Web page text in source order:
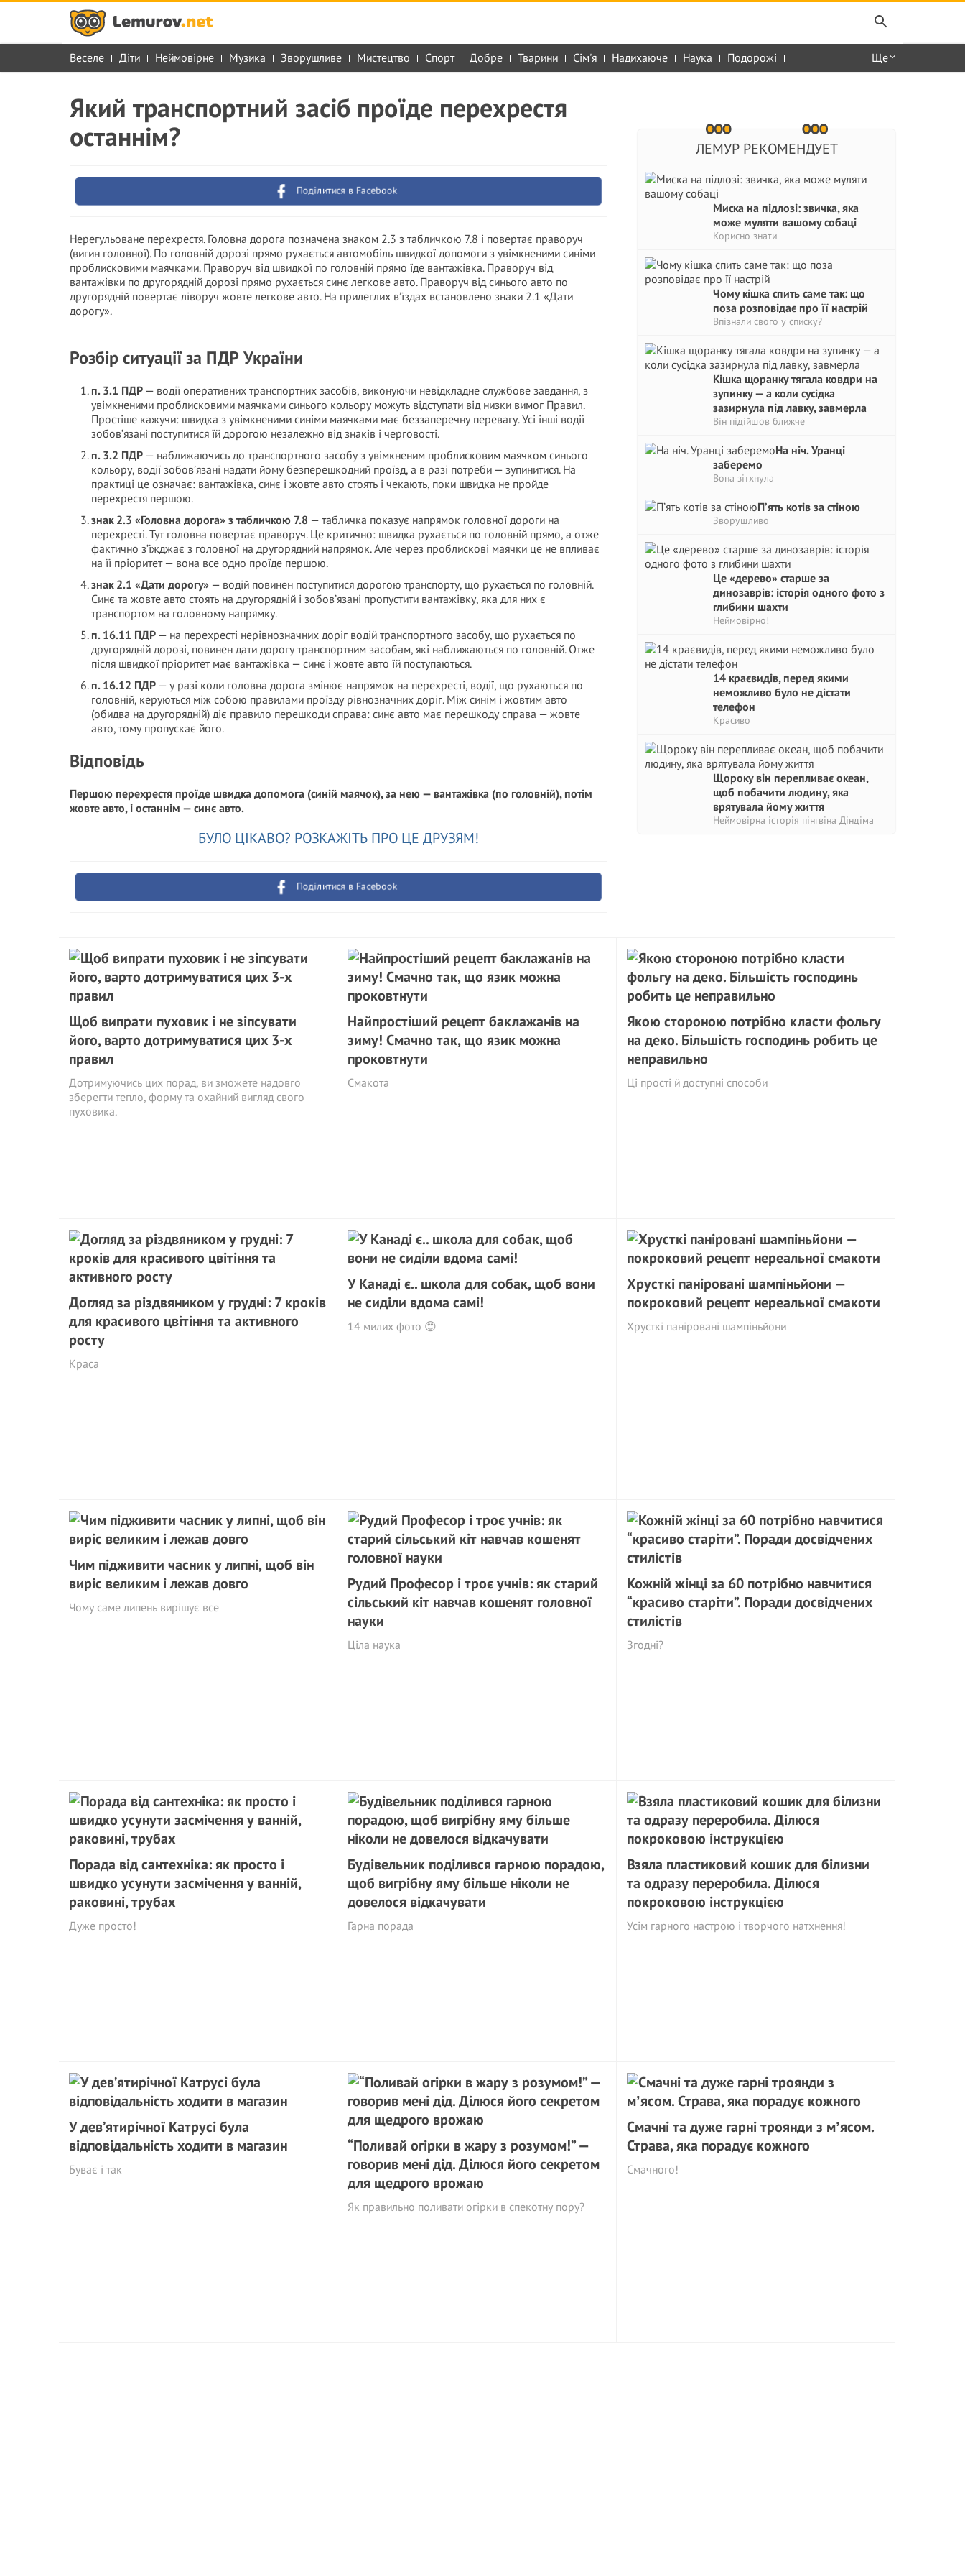
Веселе Діти Неймовірне Музика Зворушливе Мистецтво Спорт Добре Тварини Сім'я Надихаюче Наука Подорожі Ще
ЛЕМУР РЕКОМЕНДУЕТ
Миска на підлозі: звичка, яка
може муляти вашому собаці
Корисно знати
Чому кішка спить саме так: що
поза розповідає про її настрій
Впізнали свого у списку?
Кішка щоранку тягала ковдри на
зупинку — а коли сусідка
зазирнула під лавку, завмерла
Він підійшов ближче
На ніч. Уранці
заберемо
Вона зітхнула
П’ять котів за стіною
Зворушливо
Це «дерево» старше за
динозаврів: історія одного фото з
глибини шахти
Неймовірно!
14 краєвидів, перед якими
неможливо було не дістати
телефон
Красиво
Щороку він перепливає океан,
щоб побачити людину, яка
врятувала йому життя
Неймовірна історія пінгвіна Діндіма
Який транспортний засіб проїде перехрестя
останнім?
Поділитися в Facebook
Нерегульоване перехрестя. Головна дорога позначена знаком 2.3 з табличкою 7.8 і повертає праворуч
(вигин головної). По головній дорозі прямо рухається автомобіль швидкої допомоги з увімкненими синіми
проблисковими маячками. Праворуч від швидкої по головній прямо їде вантажівка. Праворуч від
вантажівки по другорядній дорозі прямо рухається синє легкове авто. Праворуч від синього авто по
другорядній повертає ліворуч жовте легкове авто. На прилеглих в’їздах встановлено знаки 2.1 «Дати
дорогу».
Розбір ситуації за ПДР України
п. 3.1 ПДР — водії оперативних транспортних засобів, виконуючи невідкладне службове завдання, з
увімкненими проблисковими маячками синього кольору можуть відступати від низки вимог Правил.
Простіше кажучи: швидка з увімкненими синіми маячками має беззаперечну перевагу. Усі інші водії
зобов’язані поступитися їй дорогою незалежно від знаків і черговості.
п. 3.2 ПДР — наближаючись до транспортного засобу з увімкненим проблисковим маячком синього
кольору, водії зобов’язані надати йому безперешкодний проїзд, а в разі потреби — зупинитися. На
практиці це означає: вантажівка, синє і жовте авто стоять і чекають, поки швидка не пройде
перехрестя першою.
знак 2.3 «Головна дорога» з табличкою 7.8 — табличка показує напрямок головної дороги на
перехресті. Тут головна повертає праворуч. Це критично: швидка рухається по головній прямо, а отже
фактично з’їжджає з головної на другорядний напрямок. Але через проблискові маячки це не впливає
на її пріоритет — вона все одно проїде першою.
знак 2.1 «Дати дорогу» — водій повинен поступитися дорогою транспорту, що рухається по головній.
Синє та жовте авто стоять на другорядній і зобов’язані пропустити вантажівку, яка для них є
транспортом на головному напрямку.
п. 16.11 ПДР — на перехресті нерівнозначних доріг водій транспортного засобу, що рухається по
другорядній дорозі, повинен дати дорогу транспортним засобам, які наближаються по головній. Отже
після швидкої пріоритет має вантажівка — синє і жовте авто їй поступаються.
п. 16.12 ПДР — у разі коли головна дорога змінює напрямок на перехресті, водії, що рухаються по
головній, керуються між собою правилами проїзду рівнозначних доріг. Між синім і жовтим авто
(обидва на другорядній) діє правило перешкоди справа: синє авто має перешкоду справа — жовте
авто, тому пропускає його.
Відповідь
Першою перехрестя проїде швидка допомога (синій маячок), за нею — вантажівка (по головній), потім
жовте авто, і останнім — синє авто.
БУЛО ЦІКАВО? РОЗКАЖІТЬ ПРО ЦЕ ДРУЗЯМ!
Поділитися в Facebook
Щоб випрати пуховик і не зіпсувати
його, варто дотримуватися цих 3-х
правил
Дотримуючись цих порад, ви зможете надовго
зберегти тепло, форму та охайний вигляд свого
пуховика.
Найпростіший рецепт баклажанів на
зиму! Смачно так, що язик можна
проковтнути
Смакота
Якою стороною потрібно класти фольгу
на деко. Більшість господинь робить це
неправильно
Ці прості й доступні способи
Догляд за різдвяником у грудні: 7 кроків
для красивого цвітіння та активного
росту
Краса
У Канаді є.. школа для собак, щоб вони
не сиділи вдома самі!
14 милих фото 😍
Хрусткі паніровані шампіньйони —
покроковий рецепт нереальної смакоти
Хрусткі паніровані шампіньйони
Чим підживити часник у липні, щоб він
виріс великим і лежав довго
Чому саме липень вирішує все
Рудий Професор і троє учнів: як старий
сільський кіт навчав кошенят головної
науки
Ціла наука
Кожній жінці за 60 потрібно навчитися
“красиво старіти”. Поради досвідчених
стилістів
Згодні?
Порада від сантехніка: як просто і
швидко усунути засмічення у ванній,
раковині, трубах
Дуже просто!
Будівельник поділився гарною порадою,
щоб вигрібну яму більше ніколи не
довелося відкачувати
Гарна порада
Взяла пластиковий кошик для білизни
та одразу переробила. Ділюся
покроковою інструкцією
Усім гарного настрою і творчого натхнення!
У дев’ятирічної Катрусі була
відповідальність ходити в магазин
Буває і так
“Поливай огірки в жару з розумом!” —
говорив мені дід. Ділюся його секретом
для щедрого врожаю
Як правильно поливати огірки в спекотну пору?
Смачні та дуже гарні троянди з мʼясом.
Страва, яка порадує кожного
Смачного!